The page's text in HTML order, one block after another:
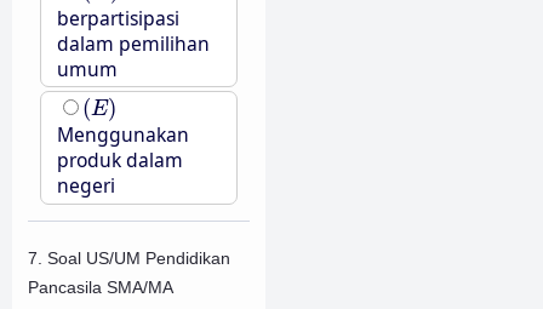
berpartisipasi
dalam pemilihan
umum
(E)
(E)
Menggunakan
produk dalam
negeri
7. Soal US/UM Pendidikan
Pancasila SMA/MA